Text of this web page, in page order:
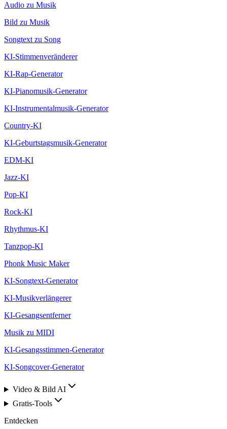
Audio zu Musik
Bild zu Musik
Songtext zu Song
KI-Stimmenveränderer
KI-Rap-Generator
KI-Pianomusik-Generator
KI-Instrumentalmusik-Generator
Country-KI
KI-Geburtstagsmusik-Generator
EDM-KI
Jazz-KI
Pop-KI
Rock-KI
Rhythmus-KI
Tanzpop-KI
Phonk Music Maker
KI-Songtext-Generator
KI-Musikverlängerer
KI-Gesangsentferner
Musik zu MIDI
KI-Gesangsstimmen-Generator
KI-Songcover-Generator
Video & Bild AI
Gratis-Tools
Entdecken